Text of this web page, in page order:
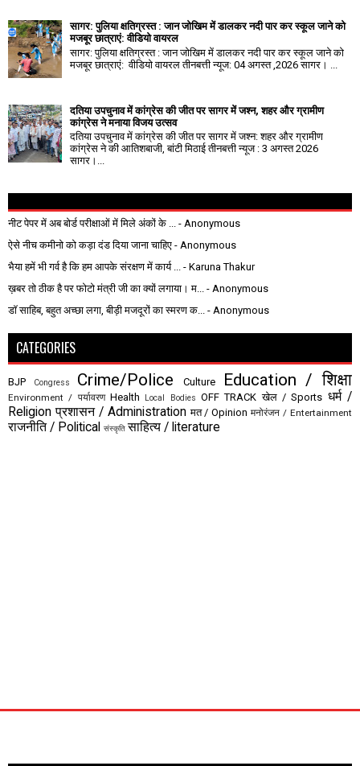
सागर: पुलिया क्षतिग्रस्त : जान जोखिम में डालकर नदी पार कर स्कूल जाने को
मजबूर छात्राएं: वीडियो वायरल
सागर: पुलिया क्षतिग्रस्त : जान जोखिम में डालकर नदी पार कर स्कूल जाने को
मजबूर छात्राएं: वीडियो वायरल तीनबत्ती न्यूज: 04 अगस्त ,2026 सागर। ...
दतिया उपचुनाव में कांग्रेस की जीत पर सागर में जश्न, शहर और ग्रामीण
कांग्रेस ने मनाया विजय उत्सव
दतिया उपचुनाव में कांग्रेस की जीत पर सागर में जश्न: शहर और ग्रामीण
कांग्रेस ने की आतिशबाजी, बांटी मिठाई तीनबत्ती न्यूज : 3 अगस्त 2026
सागर।...
नीट पेपर में अब बोर्ड परीक्षाओं में मिले अंकों के ...
- Anonymous
ऐसे नीच कमीनो को कड़ा दंड दिया जाना चाहिए - Anonymous
भैया हमें भी गर्व है कि हम आपके संरक्षण में कार्य ...
- Karuna Thakur
ख़बर तो ठीक है पर फोटो मंत्री जी का क्यों लगाया। म...
- Anonymous
डॉ साहिब, बहुत अच्छा लगा, बीड़ी मजदूरों का स्मरण क...
- Anonymous
CATEGORIES
BJP Congress Crime/Police Culture Education / शिक्षा
Environment / पर्यावरण Health Local Bodies OFF TRACK खेल / Sports धर्म /
Religion प्रशासन / Administration मत / Opinion मनोरंजन / Entertainment
राजनीति / Political संस्कृति साहित्य / literature